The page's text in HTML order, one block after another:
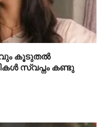
കൂടുതൽ
സ്വപ്നം കണ്ടു